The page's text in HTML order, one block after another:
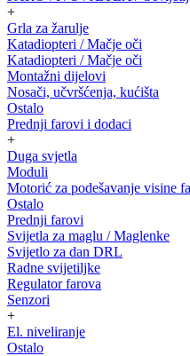
+
Grla za žarulje
Katadiopteri / Mačje oči
Katadiopteri / Mačje oči
Montažni dijelovi
Nosači, učvršćenja, kućišta
Ostalo
Prednji farovi i dodaci
+
Duga svjetla
Moduli
Motorić za podešavanje visine
Ostalo
Prednji farovi
Svijetla za maglu / Maglenke
Svijetlo za dan DRL
Radne svijetiljke
Regulator farova
Senzori
+
El. niveliranje
Ostalo